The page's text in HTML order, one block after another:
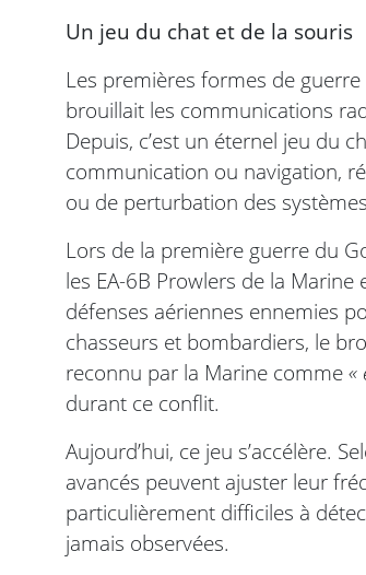
Un jeu du chat et de la souris
Les premières formes de
brouillait les communications
Depuis, c’est un éternel jeu du
communication ou navigation,
ou de perturbation des
Lors de la première guerre du
les EA-6B Prowlers de la
défenses aériennes ennemies
chasseurs et bombardiers, le
reconnu par la Marine comme«
durant ce conflit.
Aujourd’hui, ce jeu s’accélère.
avancés peuvent ajuster leur
particulièrement difficiles à
jamais observées.